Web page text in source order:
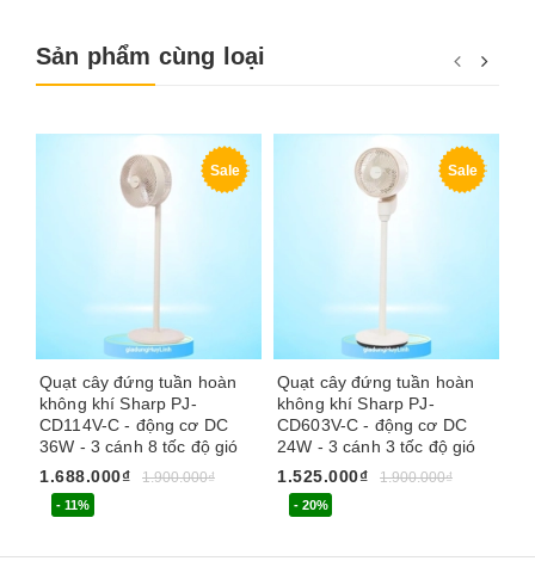
Sản phẩm cùng loại
Sale
Quạt cây đứng tuần hoàn
không khí Sharp PJ-
CD114V-C - động cơ DC
36W - 3 cánh 8 tốc độ gió
1.688.000₫
1.900.000₫
- 11%
Sale
Quạt cây đứng tuần hoàn
không khí Sharp PJ-
CD603V-C - động cơ DC
24W - 3 cánh 3 tốc độ gió
1.525.000₫
1.900.000₫
- 20%